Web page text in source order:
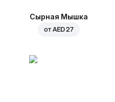
Сырная Мышка
от AED 27